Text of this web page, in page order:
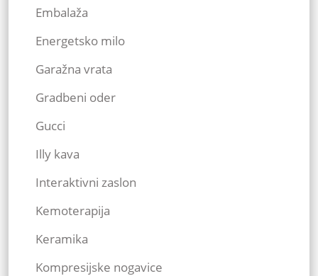
Embalaža
Energetsko milo
Garažna vrata
Gradbeni oder
Gucci
Illy kava
Interaktivni zaslon
Kemoterapija
Keramika
Kompresijske nogavice